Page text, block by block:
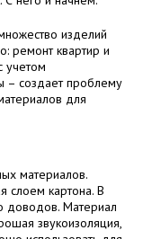
изделий
ремонт квартир и
учетом
– создает проблему
для
материалов.
слоем картона. В
доводов. Материал
звукоизоляция,